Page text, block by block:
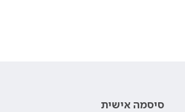
סיסמה אישית